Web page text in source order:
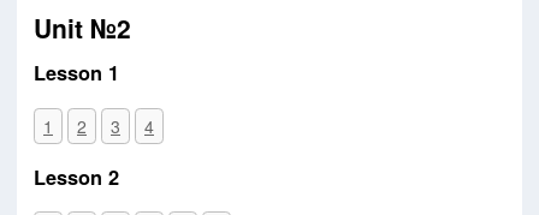
Unit №2
Lesson 1
1 2 3 4
Lesson 2